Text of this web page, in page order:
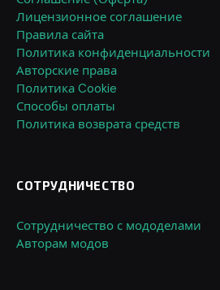
Лицензионное соглашение
Правила сайта
Политика конфиденциальности
Авторские права
Политика Cookie
Способы оплаты
Политика возврата средств
СОТРУДНИЧЕСТВО
Сотрудничество с мододелами
Авторам модов